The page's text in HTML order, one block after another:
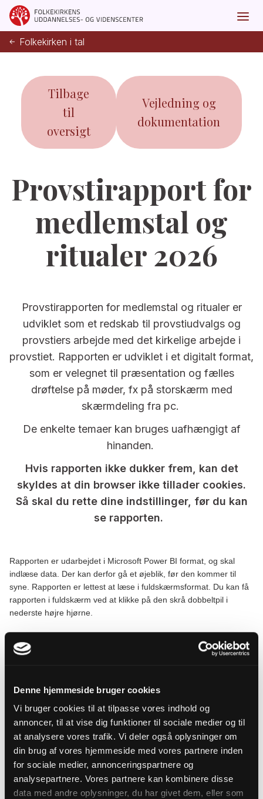
Denne hjemmeside bruger cookies
Vi bruger cookies til at tilpasse vores indhold og
annoncer, til at vise dig funktioner til sociale medier og til
at analysere vores trafik. Vi deler også oplysninger om
din brug af vores hjemmeside med vores partnere inden
for sociale medier, annonceringspartnere og
analysepartnere. Vores partnere kan kombinere disse
data med andre oplysninger, du har givet dem, eller som
Folkekirken i tal
Tilbage
til
oversigt
Vejledning og
dokumentation
Provstirapport for
medlemstal og
ritualer 2026
Provstirapporten for medlemstal og ritualer er
udviklet som et redskab til provstiudvalgs og
provstiers arbejde med det kirkelige arbejde i
provstiet. Rapporten er udviklet i et digitalt format,
som er velegnet til præsentation og fælles
drøftelse på møder, fx på storskærm med
skærmdeling fra pc.
De enkelte temaer kan bruges uafhængigt af
hinanden.
Hvis rapporten ikke dukker frem, kan det
skyldes at din browser ikke tillader cookies.
Så skal du rette dine indstillinger, før du kan
se rapporten.
Rapporten er udarbejdet i Microsoft Power BI format, og skal
indlæse data. Der kan derfor gå et øjeblik, før den kommer til
syne. Rapporten er lettest at læse i fuldskærmsformat. Du kan få
rapporten i fuldskærm ved at klikke på den skrå dobbeltpil i
nederste højre hjørne.
oversigt
dokumentation
tilmeldnyhedsbrev